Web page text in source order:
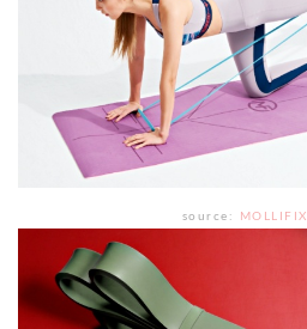
source: MOLLIFIX